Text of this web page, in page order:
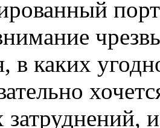
в каких
затруднений,